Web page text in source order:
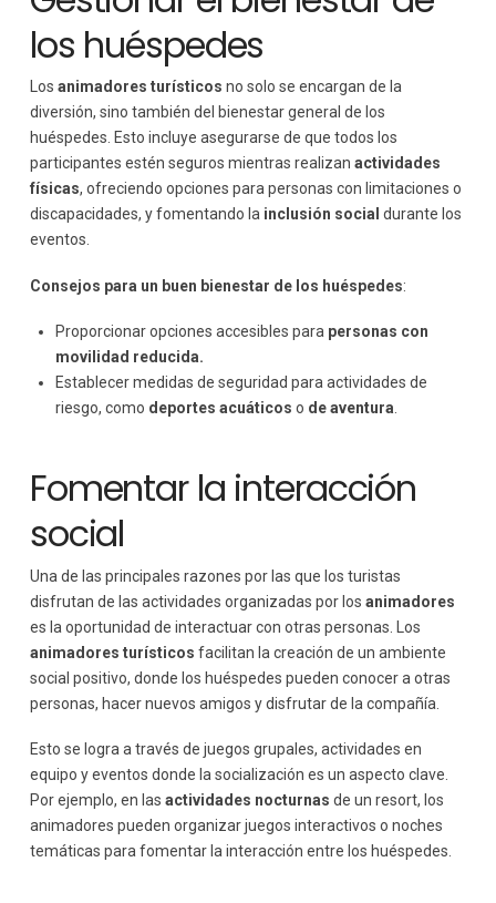
los huéspedes
Los animadores turísticos no solo se encargan de la
diversión, sino también del bienestar general de los
huéspedes. Esto incluye asegurarse de que todos los
participantes estén seguros mientras realizan actividades
físicas, ofreciendo opciones para personas con limitaciones o
discapacidades, y fomentando la inclusión social durante los
eventos.
Consejos para un buen bienestar de los huéspedes:
Proporcionar opciones accesibles para personas con
movilidad reducida.
Establecer medidas de seguridad para actividades de
riesgo, como deportes acuáticos o de aventura.
Fomentar la interacción
social
Una de las principales razones por las que los turistas
disfrutan de las actividades organizadas por los animadores
es la oportunidad de interactuar con otras personas. Los
animadores turísticos facilitan la creación de un ambiente
social positivo, donde los huéspedes pueden conocer a otras
personas, hacer nuevos amigos y disfrutar de la compañía.
Esto se logra a través de juegos grupales, actividades en
equipo y eventos donde la socialización es un aspecto clave.
Por ejemplo, en las actividades nocturnas de un resort, los
animadores pueden organizar juegos interactivos o noches
temáticas para fomentar la interacción entre los huéspedes.